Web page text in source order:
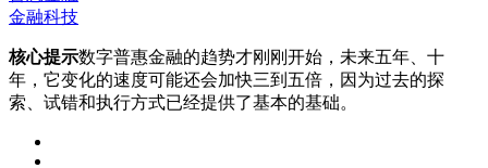
金融科技
核心提示数字普惠金融的趋势才刚刚开始，未来五年、十
年，它变化的速度可能还会加快三到五倍，因为过去的探
索、试错和执行方式已经提供了基本的基础。